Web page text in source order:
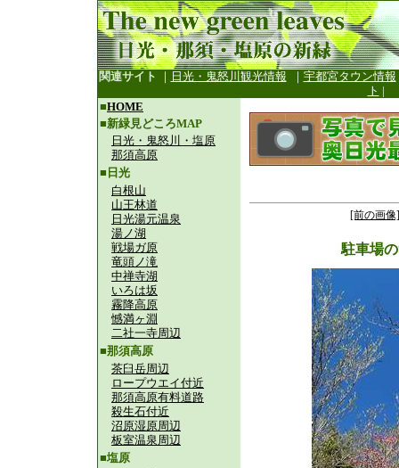
関連サイト ｜ 日光・鬼怒川観光情報 ｜ 宇都宮タウン情報
ト |
■HOME
■新緑見どころMAP
日光・鬼怒川・塩原
那須高原
■日光
白根山
山王林道
日光湯元温泉
湯ノ湖
戦場ガ原
竜頭ノ滝
中禅寺湖
いろは坂
霧降高原
憾満ヶ淵
二社一寺周辺
■那須高原
茶臼岳周辺
ロープウエイ付近
那須高原有料道路
殺生石付近
沼原湿原周辺
板室温泉周辺
■塩原
[前の画像]
駐車場